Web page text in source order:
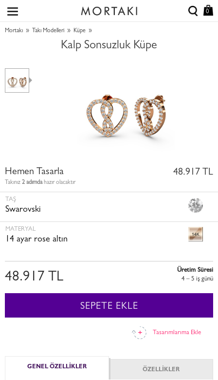
0
Mortakı » Takı Modelleri » Küpe »
Kalp Sonsuzluk Küpe
Hemen Tasarla
Takınız 2 adımdahazır olacaktır
48.917 TL
TAŞ
Swarovski
MATERYAL
14 ayar rose altın
Tasarımlarıma Ekle
48.917 TL
Üretim Süresi
4 – 5 i̇ş günü
SEPETE EKLE
GENEL ÖZELLİKLER ÖZELLİKLER